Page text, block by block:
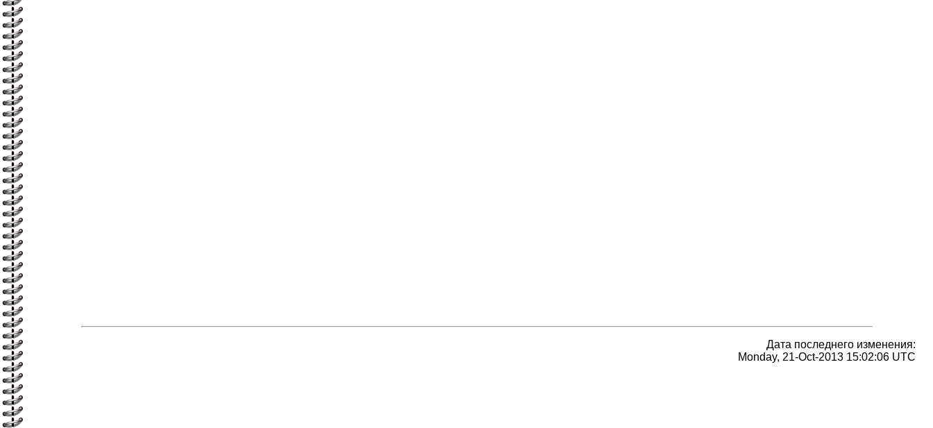
Дата последнего изменения:
Monday, 21-Oct-2013 15:02:06 UTC